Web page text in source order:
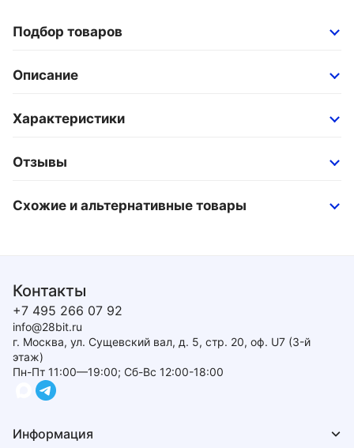
Подбор товаров
Описание
Характеристики
Отзывы
Схожие и альтернативные товары
Контакты
+7 495 266 07 92
info@28bit.ru
г. Москва, ул. Сущевский вал, д. 5, стр. 20, оф. U7 (3-й
этаж)
Пн-Пт 11:00—19:00; Сб-Вс 12:00-18:00
Информация